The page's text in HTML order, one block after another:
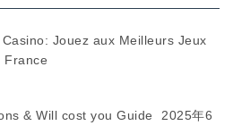
Jouez aux Meilleurs Jeux
France
& Will cost you Guide
2025年6